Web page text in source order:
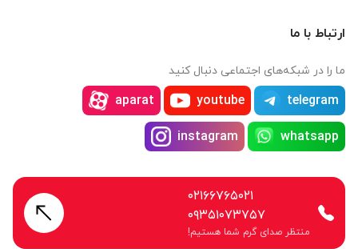
ارتباط با ما
ما را در شبکه‌های اجتماعی دنبال کنید
telegram
youtube
aparat
whatsapp
instagram
۰۲۱۶۶۷۶۵۰۲۱
۰۹۳۵۱۰۷۳۷۵۷
منتظر صدای گرم شما هستیم!